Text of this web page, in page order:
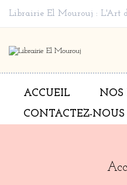
Librairie El Mourouj : L'Art
ACCUEIL NOS
CONTACTEZ-NOUS